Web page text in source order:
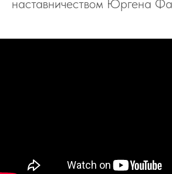
наставничеством Юргена